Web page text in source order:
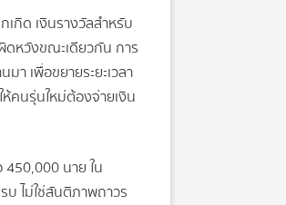
กิด เงินรางวัลสำหรับ
หวัง ขณะเดียวกัน การ
เพื่อขยายระยะเวลา
คนรุ่นใหม่ต้องจ่ายเงิน
นาย ใน
ไม่ใช่สันติภาพถาวร